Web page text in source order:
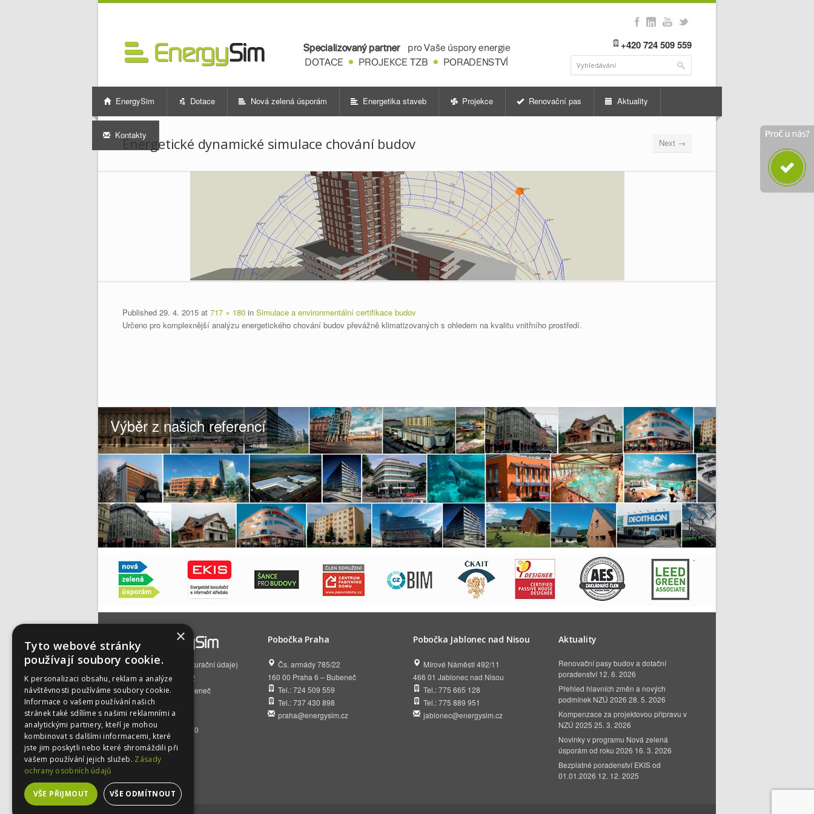
+420 724 509 559
EnergySim Dotace Nová zelená úsporám Energetika staveb Projekce Renovační pas Aktuality
Kontakty
Energetické dynamické simulace chování budov Next →
Published 29. 4. 2015 at 717 × 180 in Simulace a environmentální certifikace budov
Určeno pro komplexnější analýzu energetického chování budov převážně klimatizovaných s ohledem na kvalitu vnitřního prostředí.
Výběr z našich referencí
EnergySim s.r.o.
(fakturační údaje)
Čs. armády 785/22
160 00 Praha 6 – Bubeneč
IČO:01512129
DIČ:CZ01512129
BÚ:2500392716/2010
Pobočka Praha
Čs. armády 785/22
160 00 Praha 6 – Bubeneč
Tel.: 724 509 559
Tel.: 737 430 898
praha@energysim.cz
Pobočka Jablonec nad Nisou
Mírové Náměstí 492/11
466 01 Jablonec nad Nisou
Tel.: 775 665 128
Tel.: 775 889 951
jablonec@energysim.cz
Aktuality
Renovační pasy budov a dotační
poradenství 12. 6. 2026
Přehled hlavních změn a nových
podmínek NZÚ 2026 28. 5. 2026
Kompenzace za projektovou přípravu v
NZÚ 2025 25. 3. 2026
Novinky v programu Nová zelená
úsporám od roku 2026 16. 3. 2026
Bezplatné poradenství EKIS od
01.01.2026 12. 12. 2025
×
Tyto webové stránky
používají soubory cookie.
K personalizaci obsahu, reklam a analýze
návštěvnosti používáme soubory cookie.
Informace o vašem používání našich
stránek také sdílíme s našimi reklamními a
analytickými partnery, kteří je mohou
kombinovat s dalšími informacemi, které
jste jim poskytli nebo které shromáždili při
vašem používání jejich služeb. Zásady
ochrany osobních údajů
VŠE PŘIJMOUT VŠE ODMÍTNOUT